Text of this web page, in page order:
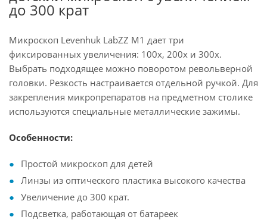
до 300 крат
Микроскоп Levenhuk LabZZ M1 дает три
фиксированных увеличения: 100х, 200х и 300х.
Выбрать подходящее можно поворотом револьверной
головки. Резкость настраивается отдельной ручкой. Для
закрепления микропрепаратов на предметном столике
используются специальные металлические зажимы.
Особенности:
Простой микроскоп для детей
Линзы из оптического пластика высокого качества
Увеличение до 300 крат.
Подсветка, работающая от батареек